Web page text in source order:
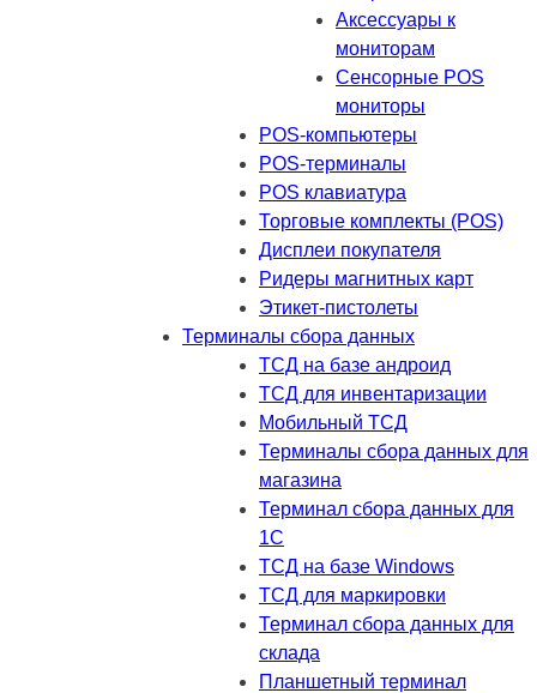
Аксессуары к
мониторам
Сенсорные POS
мониторы
POS-компьютеры
POS-терминалы
POS клавиатура
Торговые комплекты (POS)
Дисплеи покупателя
Ридеры магнитных карт
Этикет-пистолеты
Терминалы сбора данных
ТСД на базе андроид
ТСД для инвентаризации
Мобильный ТСД
Терминалы сбора данных для
магазина
Терминал сбора данных для
1C
ТСД на базе Windows
ТСД для маркировки
Терминал сбора данных для
склада
Планшетный терминал